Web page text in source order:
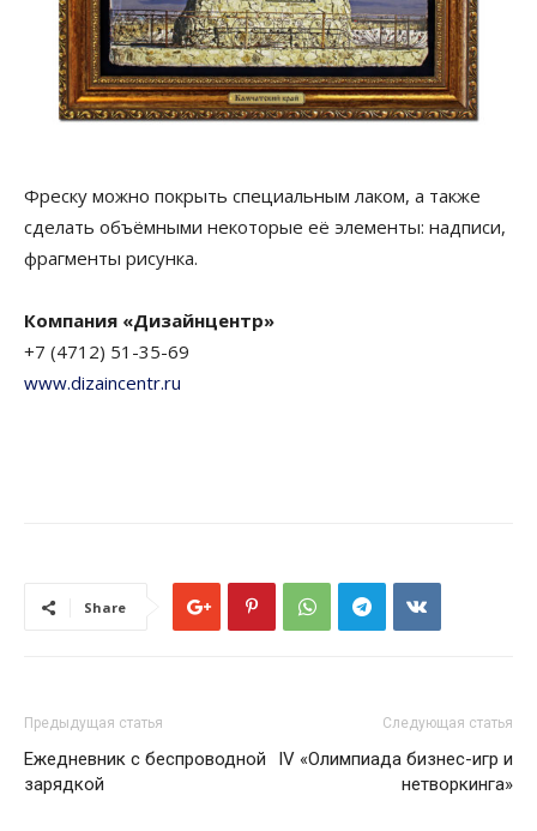
Фреску можно покрыть специальным лаком, а также
сделать объёмными некоторые её элементы: надписи,
фрагменты рисунка.
Компания «Дизайнцентр»
+7 (4712) 51-35-69
www.dizaincentr.ru
Share
Предыдущая статья
Ежедневник с беспроводной
зарядкой
Следующая статья
IV «Олимпиада бизнес-игр и
нетворкинга»